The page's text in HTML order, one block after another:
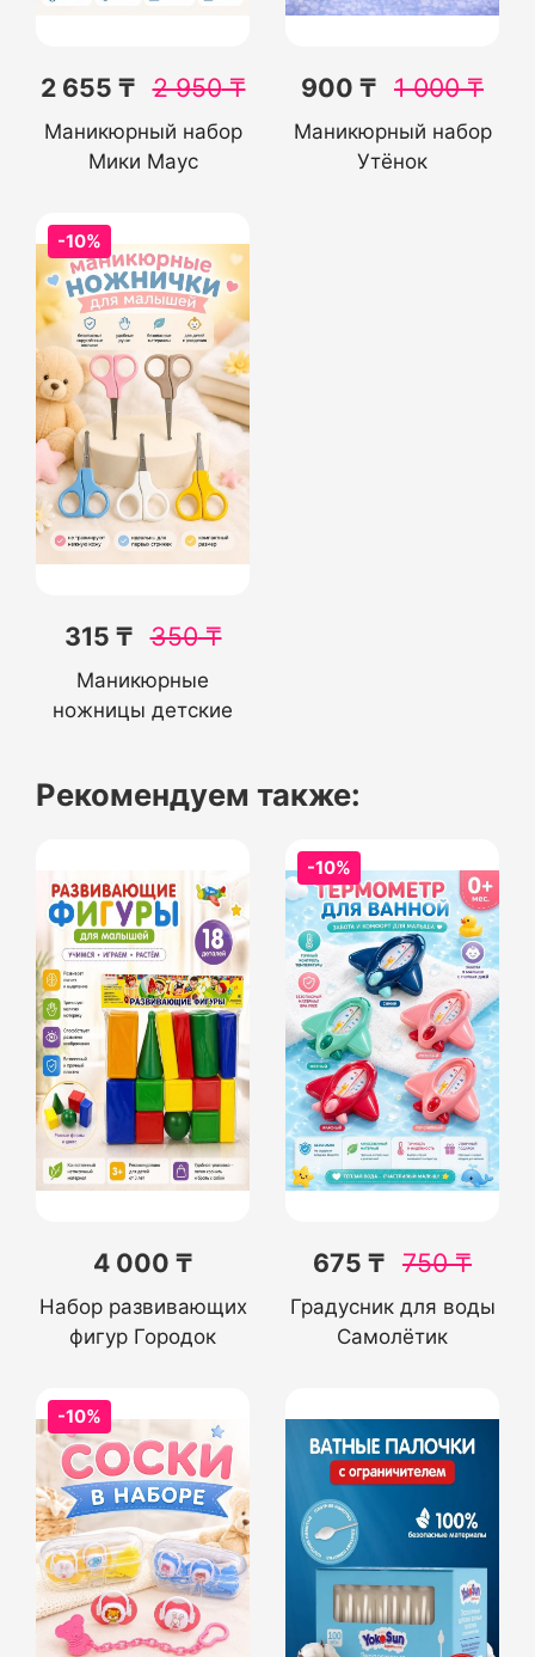
2 655 ₸ 2 950₸
Маникюрный набор
Мики Маус
900 ₸ 1 000₸
Маникюрный набор
Утёнок
-10%
315 ₸ 350₸
Маникюрные
ножницы детские
Рекомендуем также:
4 000 ₸
Набор развивающих
фигур Городок
-10%
675 ₸ 750₸
Градусник для воды
Самолётик
-10%